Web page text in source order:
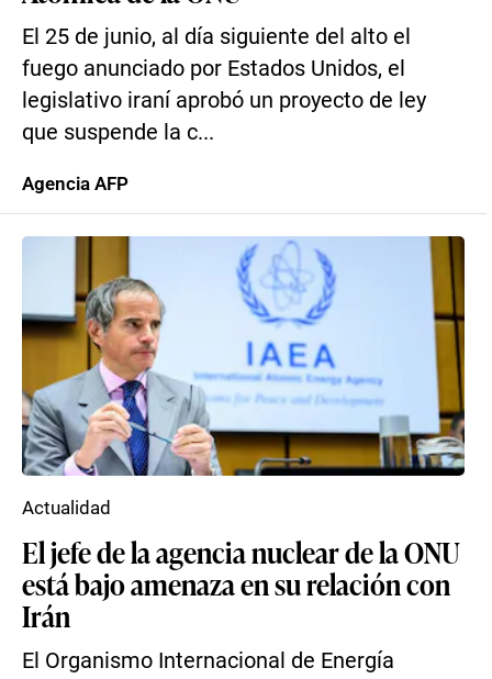
El 25 de junio, al día siguiente del alto el
fuego anunciado por Estados Unidos, el
legislativo iraní aprobó un proyecto de ley
que suspende la c...
Agencia AFP
El jefe de la agencia nuclear de la ONU
está bajo amenaza en su relación con
Irán
El Organismo Internacional de Energía
Actualidad